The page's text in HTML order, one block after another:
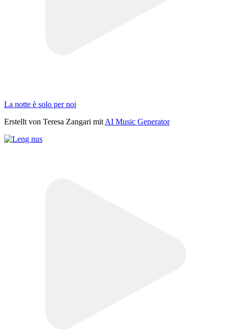
La notte è solo per noi
Erstellt von Teresa Zangari mit AI Music Generator